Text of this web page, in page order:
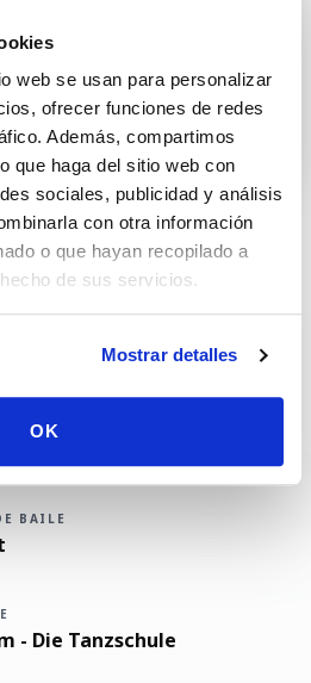
web se usan para personalizar
ofrecer funciones de redes
Además, compartimos
que haga del sitio web con
sociales, publicidad y análisis
con otra información
o que hayan recopilado a
de sus servicios.
Mostrar detalles
OK
CADA
sábado
BAILE
- Die Tanzschule